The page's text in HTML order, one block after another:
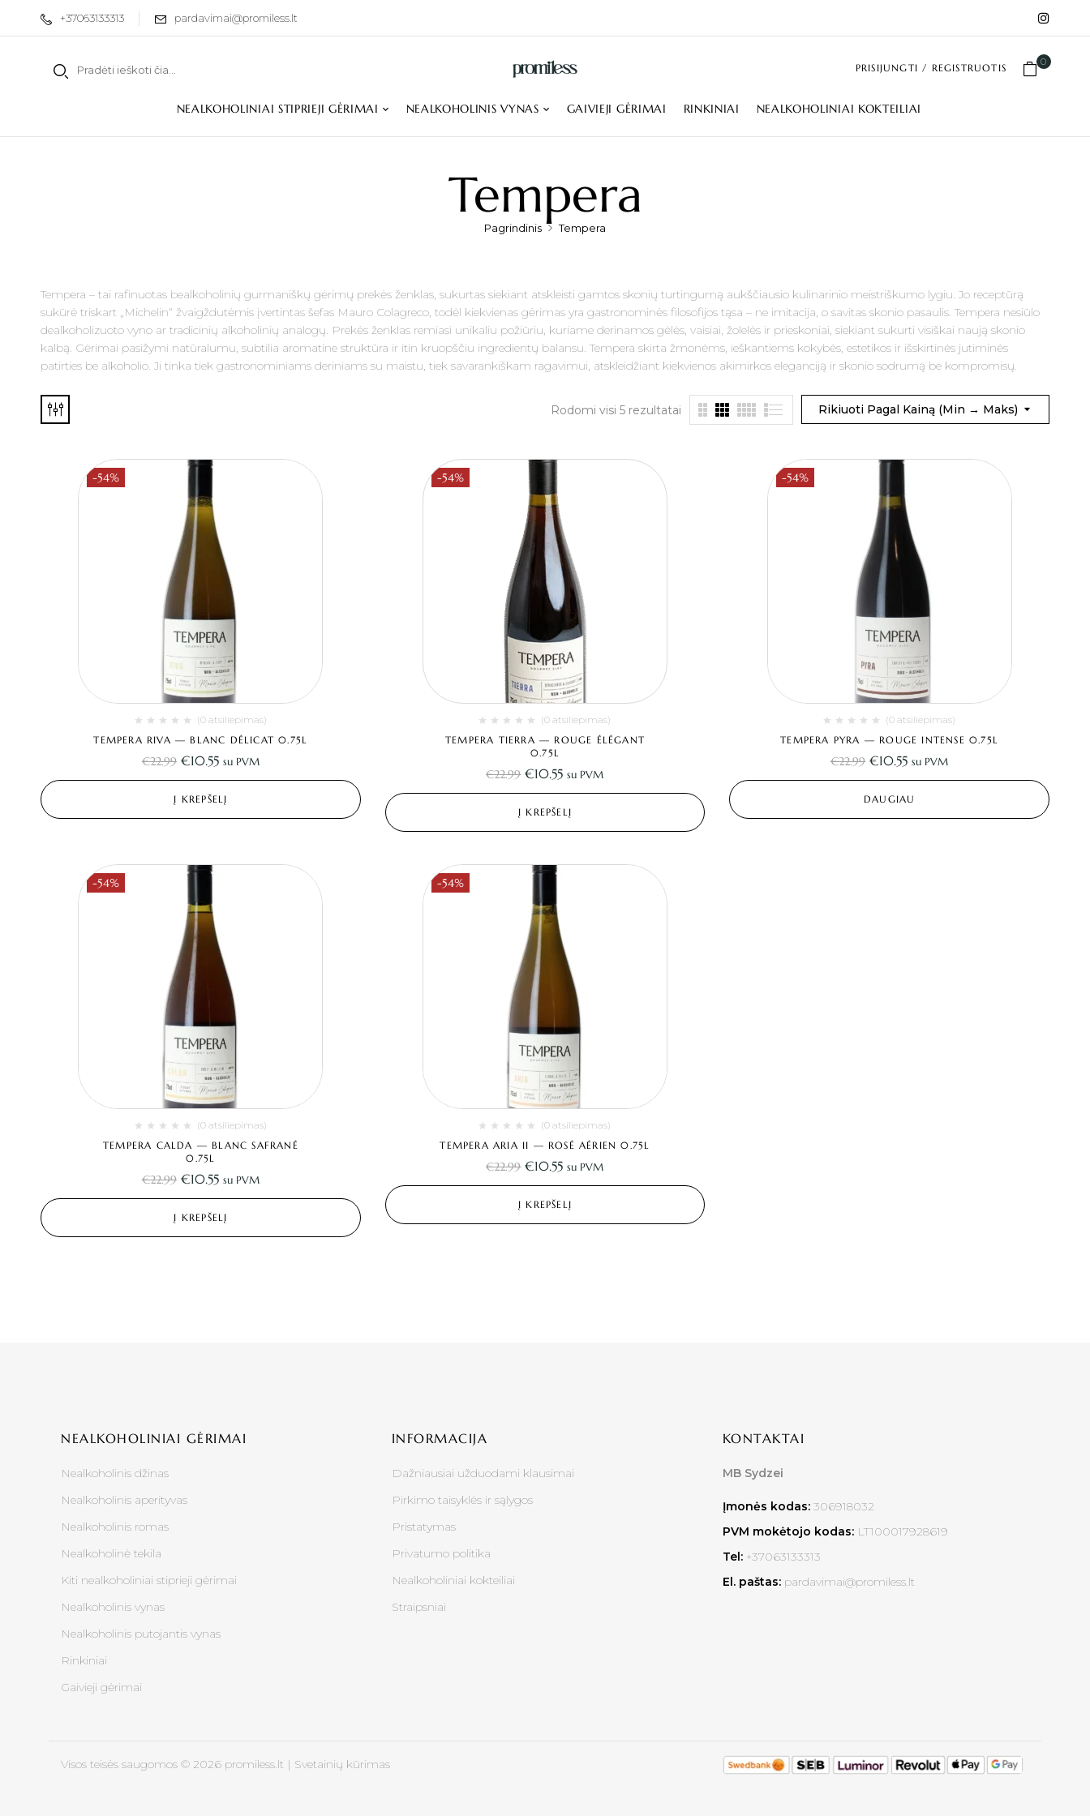
+37063133313 pardavimai@promiless.lt
PRISIJUNGTI / REGISTRUOTIS
0
NEALKOHOLINIAI STIPRIEJI GĖRIMAI NEALKOHOLINIS VYNAS GAIVIEJI GĖRIMAI RINKINIAI NEALKOHOLINIAI KOKTEILIAI
Tempera
Pagrindinis Tempera
Tempera – tai rafinuotas bealkoholinių gurmaniškų gėrimų prekės ženklas, sukurtas siekiant atskleisti gamtos skonių turtingumą aukščiausio kulinarinio meistriškumo lygiu. Jo receptūrą
sukūrė triskart „Michelin“ žvaigždutėmis įvertintas šefas Mauro Colagreco, todėl kiekvienas gėrimas yra gastronominės filosofijos tąsa – ne imitacija, o savitas skonio pasaulis. Tempera nesiūlo
dealkoholizuoto vyno ar tradicinių alkoholinių analogų. Prekės ženklas remiasi unikaliu požiūriu, kuriame derinamos gėlės, vaisiai, žolelės ir prieskoniai, siekiant sukurti visiškai naują skonio
kalbą. Gėrimai pasižymi natūralumu, subtilia aromatine struktūra ir itin kruopščiu ingredientų balansu. Tempera skirta žmonėms, ieškantiems kokybės, estetikos ir išskirtinės jutiminės
patirties be alkoholio. Ji tinka tiek gastronominiams deriniams su maistu, tiek savarankiškam ragavimui, atskleidžiant kiekvienos akimirkos eleganciją ir skonio sodrumą be kompromisų.
Rikiuoti Pagal Kainą (min → Maks)
Rodomi visi 5 rezultatai
-54%
(0 atsiliepimas)
TEMPERA RIVA — BLANC DÉLICAT 0.75L
€22.99 €10.55 su PVM
Į KREPŠELĮ
-54%
(0 atsiliepimas)
TEMPERA TIERRA — ROUGE ÉLÉGANT
0.75L
€22.99 €10.55 su PVM
Į KREPŠELĮ
-54%
(0 atsiliepimas)
TEMPERA PYRA — ROUGE INTENSE 0.75L
€22.99 €10.55 su PVM
DAUGIAU
-54%
(0 atsiliepimas)
TEMPERA CALDA — BLANC SAFRANÉ
0.75L
€22.99 €10.55 su PVM
Į KREPŠELĮ
-54%
(0 atsiliepimas)
TEMPERA ARIA II — ROSÉ AÉRIEN 0.75L
€22.99 €10.55 su PVM
Į KREPŠELĮ
NEALKOHOLINIAI GĖRIMAI
Nealkoholinis džinas
Nealkoholinis aperityvas
Nealkoholinis romas
Nealkoholinė tekila
Kiti nealkoholiniai stiprieji gėrimai
Nealkoholinis vynas
Nealkoholinis putojantis vynas
Rinkiniai
Gaivieji gėrimai
INFORMACIJA
Dažniausiai užduodami klausimai
Pirkimo taisyklės ir sąlygos
Pristatymas
Privatumo politika
Nealkoholiniai kokteiliai
Straipsniai
KONTAKTAI
MB Sydzei
Įmonės kodas: 306918032
PVM mokėtojo kodas: LT100017928619
Tel:+37063133313
El. paštas:pardavimai@promiless.lt
Visos teisės saugomos © 2026 promiless.lt | Svetainių kūrimas